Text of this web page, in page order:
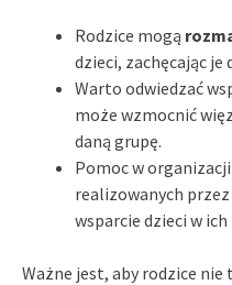
Rodzice mogą
dzieci, zachęcając
Warto odwiedzać
może wzmocnić
daną grupę.
Pomoc w
realizowanych
wsparcie dzieci w ich
Ważne jest, aby rodzice